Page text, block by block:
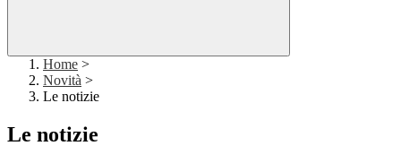
Home >
Novità >
Le notizie
Le notizie